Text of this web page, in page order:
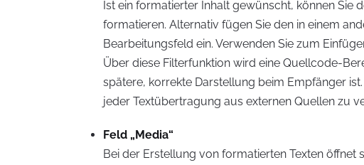
Ist ein formatierter Inhalt gewünscht, können Sie
formatieren. Alternativ fügen Sie den in einem
Bearbeitungsfeld ein. Verwenden Sie zum
Über diese Filterfunktion wird eine Quellcode-
spätere, korrekte Darstellung beim Empfänger
jeder Textübertragung aus externen Quellen zu
Feld „Media“
Bei der Erstellung von formatierten Texten öffnet